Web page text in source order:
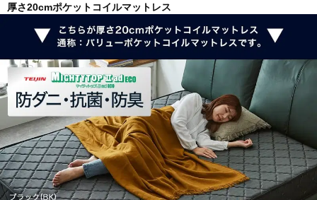
厚さ20cmポケットコイルマットレス